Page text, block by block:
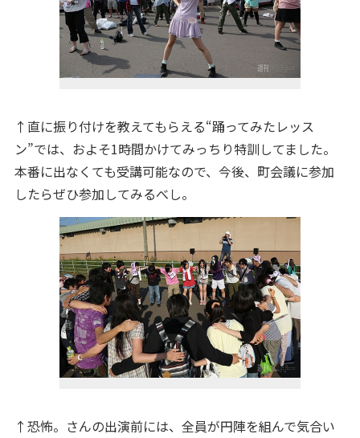
↑直に振り付けを教えてもらえる“踊ってみたレッス
ン”では、およそ1時間かけてみっちり特訓してました。
本番に出なくても受講可能なので、今後、町会議に参加
したらぜひ参加してみるべし。
↑恐怖。さんの出演前には、全員が円陣を組んで気合い